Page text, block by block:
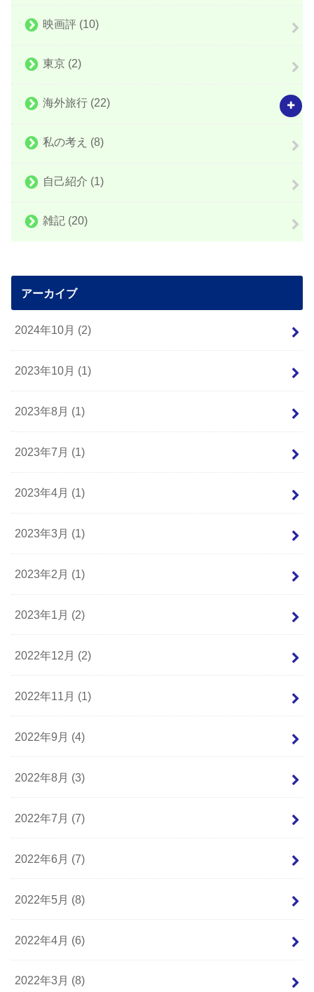
映画評 (10)
東京 (2)
海外旅行 (22)
私の考え (8)
自己紹介 (1)
雑記 (20)
アーカイブ
2024年10月 (2)
2023年10月 (1)
2023年8月 (1)
2023年7月 (1)
2023年4月 (1)
2023年3月 (1)
2023年2月 (1)
2023年1月 (2)
2022年12月 (2)
2022年11月 (1)
2022年9月 (4)
2022年8月 (3)
2022年7月 (7)
2022年6月 (7)
2022年5月 (8)
2022年4月 (6)
2022年3月 (8)